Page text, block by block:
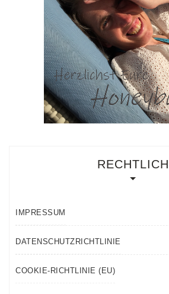
RECHTLICH
IMPRESSUM
DATENSCHUTZRICHTLINIE
COOKIE-RICHTLINIE (EU)